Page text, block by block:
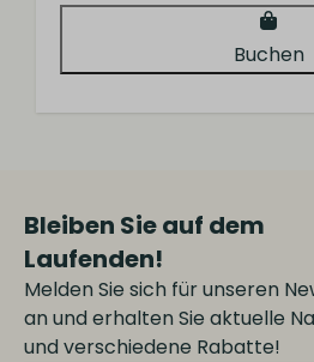
Buchen
Bleiben Sie auf dem
Laufenden!
Melden Sie sich für unseren
an und erhalten Sie aktuelle
und verschiedene Rabatte!